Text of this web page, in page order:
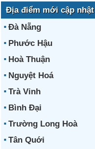
Địa điểm mới cập nhật
Đà Nẵng
Phước Hậu
Hoà Thuận
Nguyệt Hoá
Trà Vinh
Bình Đại
Trường Long Hoà
Tân Quới